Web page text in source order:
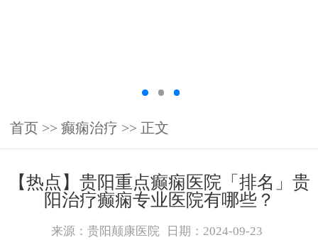
首页 >> 癫痫治疗 >> 正文
【热点】贵阳重点癫痫医院「排名」贵
阳治疗癫痫专业医院有哪些？
来源：贵阳颠康医院 日期：2024-09-23